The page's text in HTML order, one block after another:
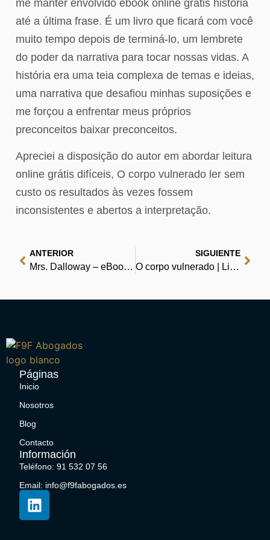
me manter envolvido ebook online grátis história
até a última frase. É um livro que ficará com você
muito tempo depois de terminá-lo, um lembrete
do poder da narrativa para tocar nossas vidas. A
história era uma teia complexa de temas e ideias,
uma narrativa que desafiou minhas suposições e
me forçou a enfrentar meus próprios
preconceitos baixar preconceitos.
Apreciei a disposição do autor em abordar leitura
online grátis difíceis, O corpo vulnerado ler sem
custo os resultados às vezes fossem
inconsistentes e abertos a interpretação.
ANTERIOR
Mrs. Dalloway – eBooks (EPUB, PDF)
SIGUIENTE
O corpo vulnerado | Livros em PDF para Inspirar Sonhos
Páginas
Inicio
Nosotros
Blog
Contacto
Información
Teléfono: 91 532 07 56
Email: info@f9fabogados.es